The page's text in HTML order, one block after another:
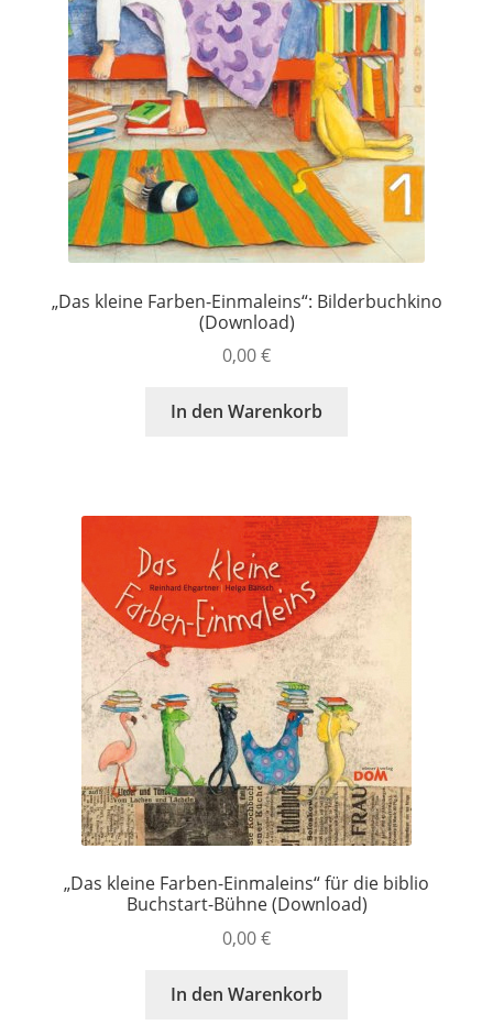
„Das kleine Farben-Einmaleins“: Bilderbuchkino
(Download)
0,00€
In den Warenkorb
„Das kleine Farben-Einmaleins“ für die biblio
Buchstart-Bühne (Download)
0,00€
In den Warenkorb